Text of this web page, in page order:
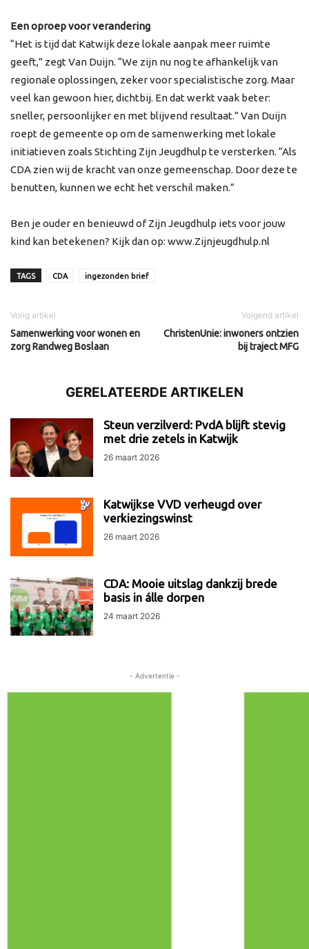
Een oproep voor verandering
“Het is tijd dat Katwijk deze lokale aanpak meer ruimte
geeft,” zegt Van Duijn. “We zijn nu nog te afhankelijk van
regionale oplossingen, zeker voor specialistische zorg. Maar
veel kan gewoon hier, dichtbij. En dat werkt vaak beter:
sneller, persoonlijker en met blijvend resultaat.” Van Duijn
roept de gemeente op om de samenwerking met lokale
initiatieven zoals Stichting Zijn Jeugdhulp te versterken. “Als
CDA zien wij de kracht van onze gemeenschap. Door deze te
benutten, kunnen we echt het verschil maken.”
Ben je ouder en benieuwd of Zijn Jeugdhulp iets voor jouw
kind kan betekenen? Kijk dan op: www.Zijnjeugdhulp.nl
TAGS CDA ingezonden brief
Vorig artikel
Samenwerking voor wonen en
zorg Randweg Boslaan
Volgend artikel
ChristenUnie: inwoners ontzien
bij traject MFG
GERELATEERDE ARTIKELEN
Steun verzilverd: PvdA blijft stevig
met drie zetels in Katwijk
26 maart 2026
Katwijkse VVD verheugd over
verkiezingswinst
26 maart 2026
CDA: Mooie uitslag dankzij brede
basis in álle dorpen
24 maart 2026
- Advertentie -